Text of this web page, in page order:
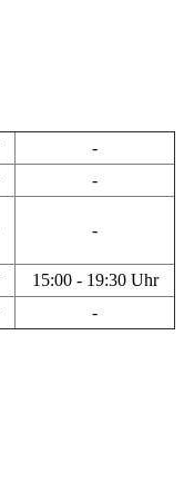
-
-
-
15:00 - 19:30 Uhr
-